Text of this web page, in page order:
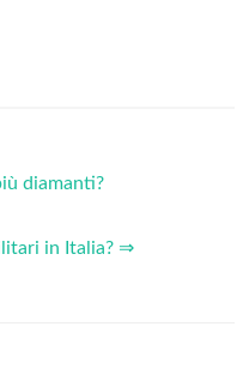
diamanti?
in Italia? ⇒